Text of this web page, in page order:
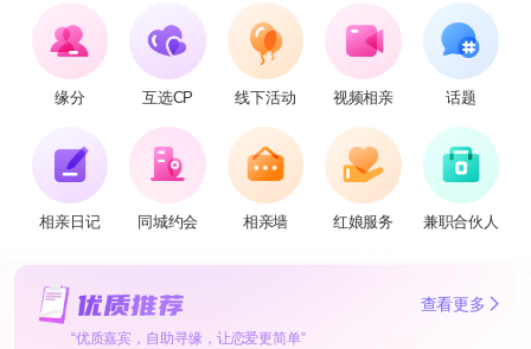
缘分 互选CP 线下活动 视频相亲 话题
相亲日记 同城约会 相亲墙 红娘服务 兼职合伙人
查看更多
“优质嘉宾，自助寻缘，让恋爱更简单”